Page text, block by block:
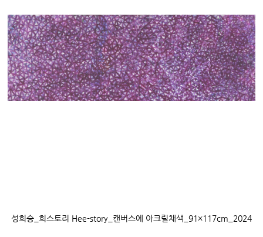
성희승_ 희스토리 Hee-story_ 캔버스에 아크릴채색 _91×117cm_2024